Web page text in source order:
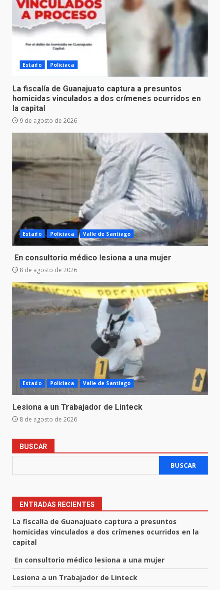
Estado Policiaca
La fiscalía de Guanajuato captura a presuntos
homicidas vinculados a dos crímenes ocurridos en
la capital
9 de agosto de 2026
Estado Policiaca Valle de Santiago
En consultorio médico lesiona a una mujer
8 de agosto de 2026
Estado Policiaca Valle de Santiago
Lesiona a un Trabajador de Linteck
8 de agosto de 2026
BUSCAR
BUSCAR
ENTRADAS RECIENTES
La fiscalía de Guanajuato captura a presuntos
homicidas vinculados a dos crímenes ocurridos en la
capital
En consultorio médico lesiona a una mujer
Lesiona a un Trabajador de Linteck